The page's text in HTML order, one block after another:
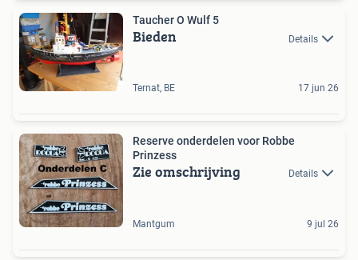
Taucher O Wulf 5
Bieden Details
Ternat, BE 17 jun 26
Reserve onderdelen voor Robbe
Prinzess
Zie omschrijving Details
Mantgum 9 jul 26